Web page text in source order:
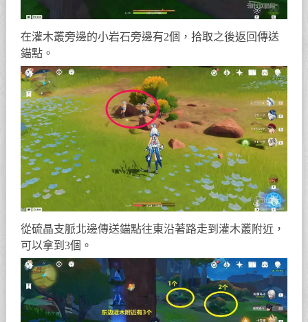
在灌木叢旁邊的小岩石旁邊有2個，拾取之後返回傳送
錨點。
從硫晶支脈北邊傳送錨點往東沿著路走到灌木叢附近，
可以拿到3個。